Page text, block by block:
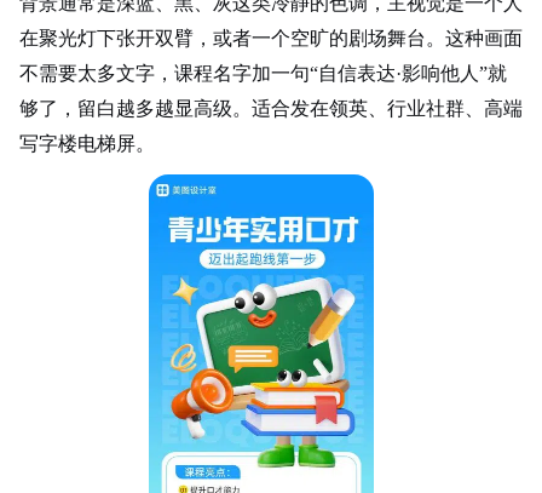
在聚光灯下张开双臂，或者一个空旷的剧场舞台。这种画面
不需要太多文字 ，课程名字加一句“自信表达·影响他人”就
够了，留白越多越显高级。适合发在领英、行业社群、高端
写字楼电梯屏。